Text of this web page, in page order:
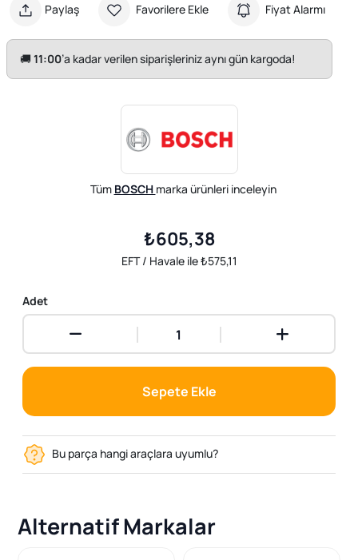
Paylaş Favorilere Ekle Fiyat Alarmı
🚚11:00’a kadar verilen siparişleriniz aynı gün kargoda!
Tüm BOSCH marka ürünleri inceleyin
₺605,38
EFT / Havale ile ₺575,11
Adet
Sepete Ekle
Bu parça hangi araçlara uyumlu?
Alternatif Markalar